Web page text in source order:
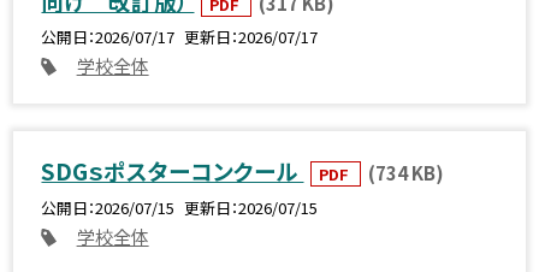
公開日 2026/07/17 更新日 2026/07/17
学校全体
SDGｓポスターコンクール PDF (734 KB)
公開日 2026/07/15 更新日 2026/07/15
学校全体